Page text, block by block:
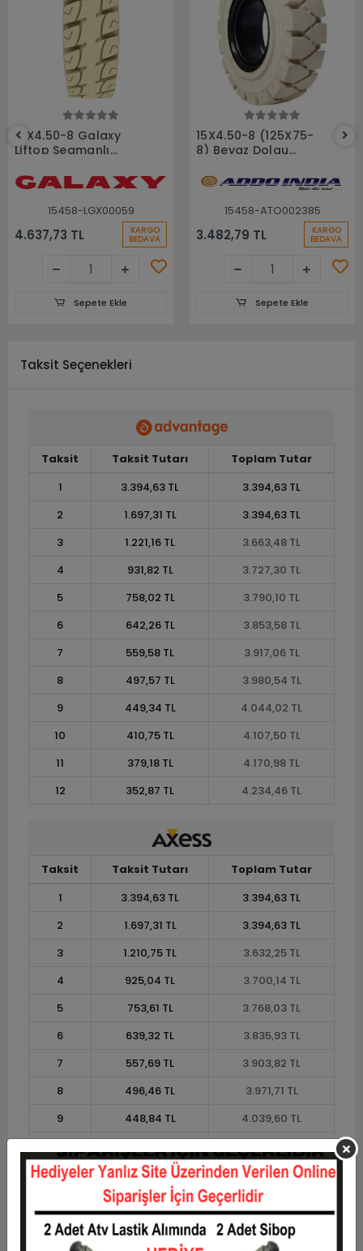
15X4.50-8 Galaxy
Liftop Segmanlı
Dolgu Forklift Lastiği
15458-LGX00059
4.637,73 TL KARGO
BEDAVA
Sepete Ekle
Sepete Ekle
15X4.50-8 (125X75-
8) Beyaz Dolgu
Lastiği
15458-ATO002385
3.482,79 TL KARGO
BEDAVA
Sepete Ekle
Taksit Seçenekleri
Taksit Taksit Tutarı
Toplam Tutar
1
3.394,63 TL
3.394,63 TL
2
1.697,31 TL
3.394,63 TL
3
1.221,16 TL
3.663,48 TL
4
931,82 TL
3.727,30 TL
5
758,02 TL
3.790,10 TL
6
642,26 TL
3.853,58 TL
7
559,58 TL
3.917,06 TL
8
497,57 TL
3.980,54 TL
9
449,34 TL
4.044,02 TL
10
410,75 TL
4.107,50 TL
11
379,18 TL
4.170,98 TL
12
352,87 TL 4.234,46 TL
Taksit Taksit Tutarı
Toplam Tutar
1
3.394,63 TL
3.394,63 TL
2
1.697,31 TL
3.394,63 TL
3
1.210,75 TL
3.632,25 TL
4
925,04 TL
3.700,14 TL
5
753,61 TL
3.768,03 TL
6
639,32 TL
3.835,93 TL
7
557,69 TL
3.903,82 TL
8
496,46 TL
3.971,71 TL
9
448,84 TL
4.039,60 TL
11
376,49 TL
4.141,44 TL
350,78 TL 4.209,34 TL